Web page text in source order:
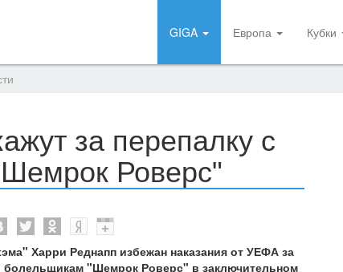
GIGA Европа Кубки
за перепалку с
Роверс"
Харри Реднапп избежан наказания от УЕФА за
болельщикам "Шемрок Роверс" в заключительном